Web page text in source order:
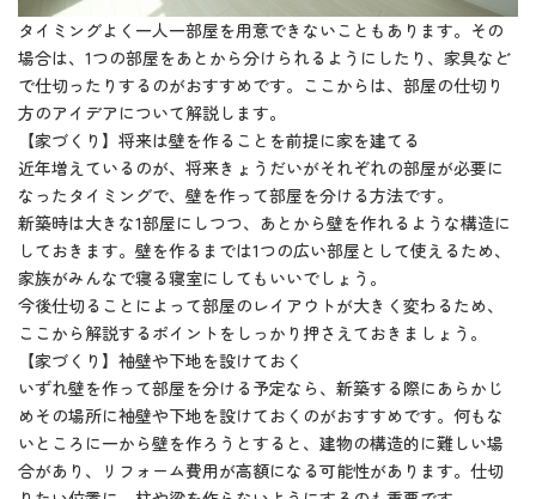
タイミングよく一人一部屋を用意できないこともあります。その
場合は、1つの部屋をあとから分けられるようにしたり、家具など
で仕切ったりするのがおすすめです。ここからは、部屋の仕切り
方のアイデアについて解説します。
【家づくり】将来は壁を作ることを前提に家を建てる
近年増えているのが、将来きょうだいがそれぞれの部屋が必要に
なったタイミングで、壁を作って部屋を分ける方法です。
新築時は大きな1部屋にしつつ、あとから壁を作れるような構造に
しておきます。壁を作るまでは1つの広い部屋として使えるため、
家族がみんなで寝る寝室にしてもいいでしょう。
今後仕切ることによって部屋のレイアウトが大きく変わるため、
ここから解説するポイントをしっかり押さえておきましょう。
【家づくり】袖壁や下地を設けておく
いずれ壁を作って部屋を分ける予定なら、新築する際にあらかじ
めその場所に袖壁や下地を設けておくのがおすすめです。何もな
いところに一から壁を作ろうとすると、建物の構造的に難しい場
合があり、リフォーム費用が高額になる可能性があります。仕切